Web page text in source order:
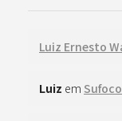
Luiz Ernesto
Luiz em